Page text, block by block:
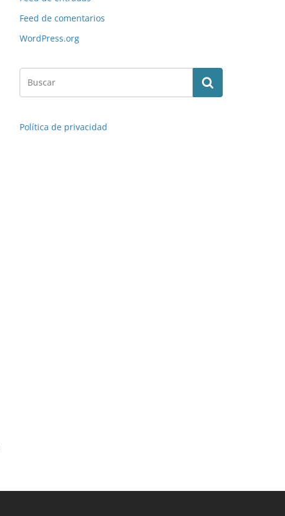
Feed de comentarios
WordPress.org
Política de privacidad